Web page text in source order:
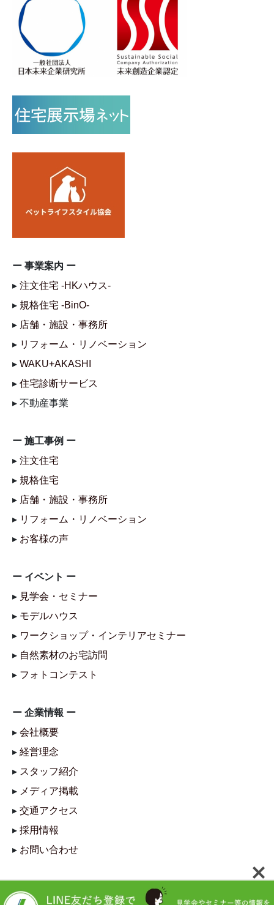
ー 事業案内 ー
▸ 注文住宅 -HKハウス-
▸ 規格住宅 -BinO-
▸ 店舗・施設・事務所
▸ リフォーム・リノベーション
▸ WAKU+AKASHI
▸ 住宅診断サービス
▸ 不動産事業
ー 施工事例 ー
▸ 注文住宅
▸ 規格住宅
▸ 店舗・施設・事務所
▸ リフォーム・リノベーション
▸ お客様の声
ー イベント ー
▸ 見学会・セミナー
▸ モデルハウス
▸ ワークショップ・インテリアセミナー
▸ 自然素材のお宅訪問
▸ フォトコンテスト
ー 企業情報 ー
▸ 会社概要
▸ 経営理念
▸ スタッフ紹介
▸ メディア掲載
▸ 交通アクセス
▸ 採用情報
▸ お問い合わせ